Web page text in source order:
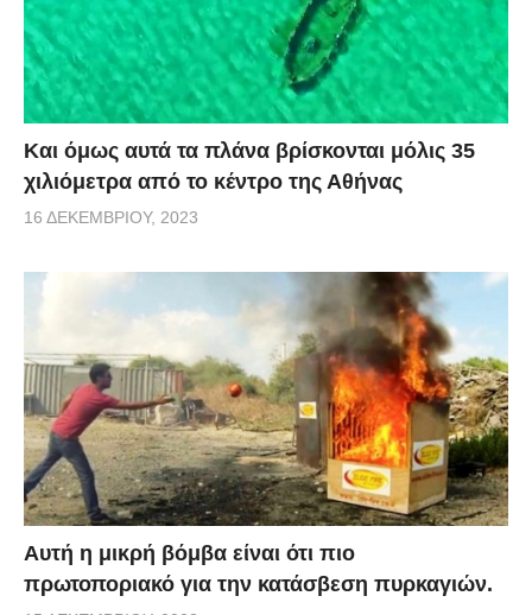
Και όμως αυτά τα πλάνα βρίσκονται μόλις 35
χιλιόμετρα από το κέντρο της Αθήνας
16 ΔΕΚΕΜΒΡΊΟΥ, 2023
Αυτή η μικρή βόμβα είναι ότι πιο
πρωτοποριακό για την κατάσβεση πυρκαγιών.